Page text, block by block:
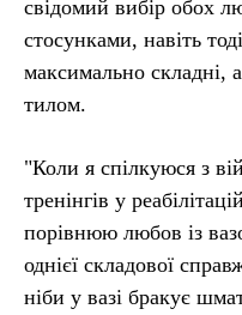
свідомий вибір обох
стосунками, навіть
максимально складні,
тилом.
"Коли я спілкуюся з
тренінгів у
порівнюю любов із
однієї складової
ніби у вазі бракує